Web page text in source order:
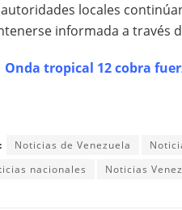
autoridades locales
informada a través
Onda tropical 12 cobra
Noticias de Venezuela
nacionales
Noticias